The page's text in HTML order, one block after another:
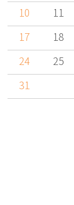
10 11
17 18
24 25
31